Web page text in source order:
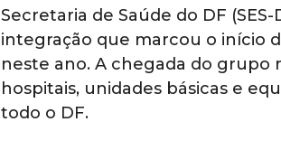
Secretaria de Saúde do DF
integração que marcou o início
neste ano. A chegada do
hospitais, unidades básicas e
todo o DF.